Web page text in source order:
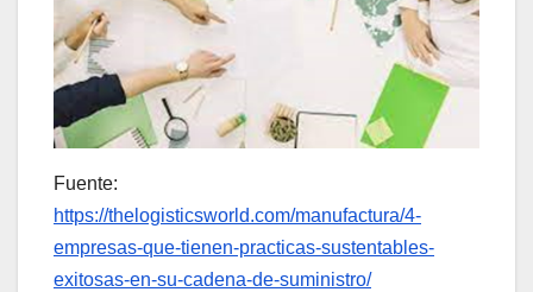
Fuente:
https://thelogisticsworld.com/manufactura/4-
empresas-que-tienen-practicas-sustentables-
exitosas-en-su-cadena-de-suministro/